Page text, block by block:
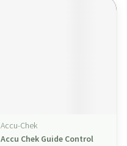
Accu-Chek
Accu Chek Guide Control